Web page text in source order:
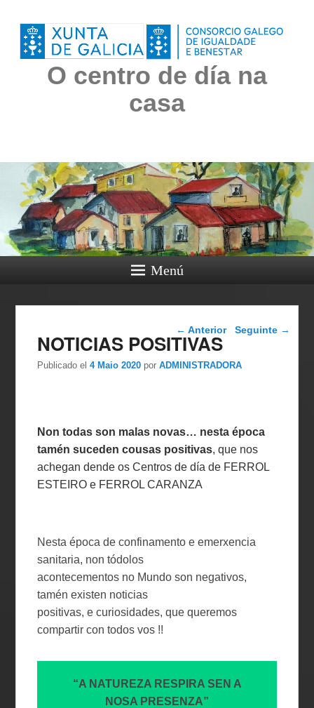
O centro de día na
casa
Menú
Navegador de artigos
← Anterior Seguinte →
NOTICIAS POSITIVAS
Publicado el4 Maio 2020 porADMINISTRADORA
Non todas son malas novas… nesta época
tamén suceden cousas positivas, que nos
achegan dende os Centros de día de FERROL
ESTEIRO e FERROL CARANZA
Nesta época de confinamento e emerxencia
sanitaria, non tódolos
acontecementos no Mundo son negativos,
tamén existen noticias
positivas, e curiosidades, que queremos
compartir con todos vos !!
“A NATUREZA RESPIRA SEN A
NOSA PRESENZA”